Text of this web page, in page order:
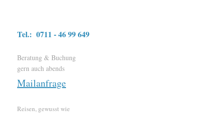
Tel.: 0711 - 46 99 649
Beratung & Buchung
gern auch abends
Mailanfrage
Reisen, gewusst wie